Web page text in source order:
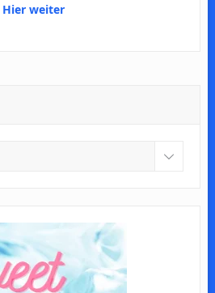
Hier weiter